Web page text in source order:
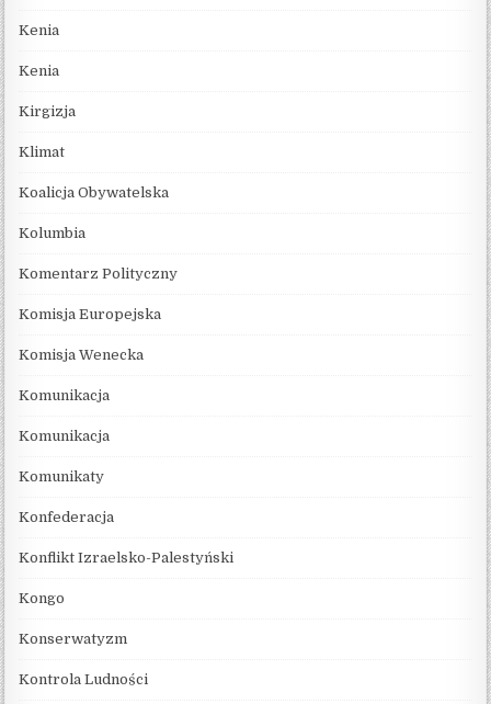
Kenia
Kenia
Kirgizja
Klimat
Koalicja Obywatelska
Kolumbia
Komentarz Polityczny
Komisja Europejska
Komisja Wenecka
Komunikacja
Komunikacja
Komunikaty
Konfederacja
Konflikt Izraelsko-Palestyński
Kongo
Konserwatyzm
Kontrola Ludności